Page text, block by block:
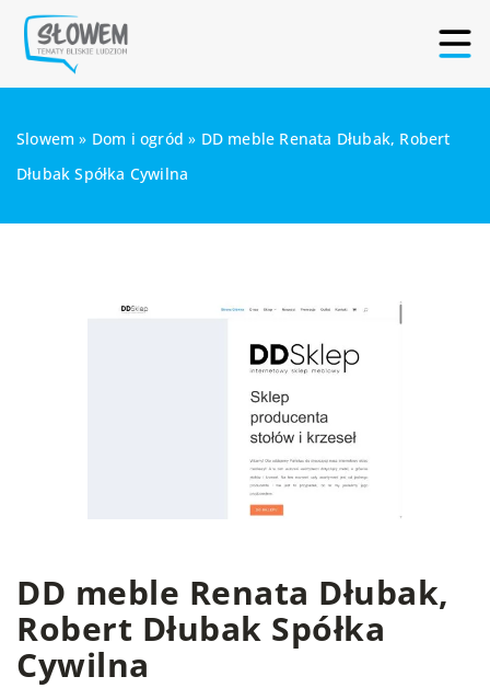
Slowem » Dom i ogród » DD meble Renata Dłubak, Robert
Dłubak Spółka Cywilna
DD meble Renata Dłubak,
Robert Dłubak Spółka
Cywilna